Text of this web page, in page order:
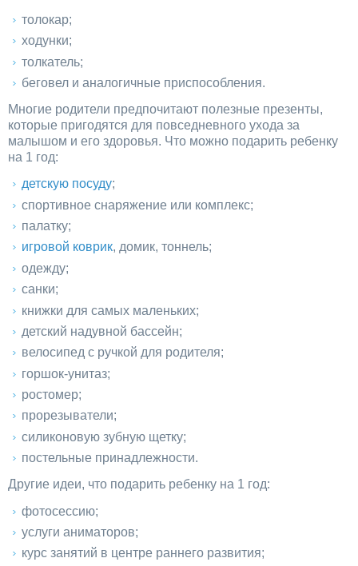
толокар;
ходунки;
толкатель;
беговел и аналогичные приспособления.
Многие родители предпочитают полезные презенты,
которые пригодятся для повседневного ухода за
малышом и его здоровья. Что можно подарить ребенку
на 1 год:
детскую посуду;
спортивное снаряжение или комплекс;
палатку;
игровой коврик, домик, тоннель;
одежду;
санки;
книжки для самых маленьких;
детский надувной бассейн;
велосипед с ручкой для родителя;
горшок-унитаз;
ростомер;
прорезыватели;
силиконовую зубную щетку;
постельные принадлежности.
Другие идеи, что подарить ребенку на 1 год:
фотосессию;
услуги аниматоров;
курс занятий в центре раннего развития;